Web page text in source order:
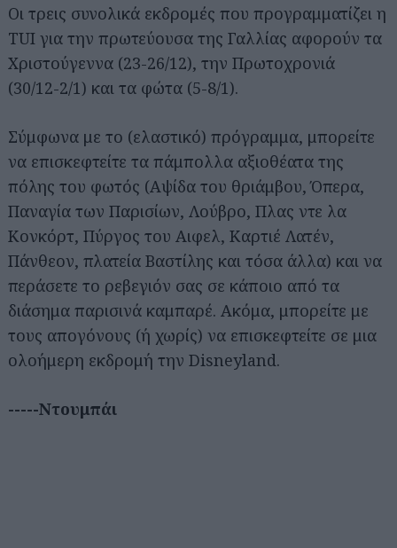
Οι τρεις συνολικά εκδρομές που προγραμματίζει η
TUI για την πρωτεύουσα της Γαλλίας αφορούν τα
Χριστούγεννα (23-26/12), την Πρωτοχρονιά
(30/12-2/1) και τα φώτα (5-8/1).
Σύμφωνα με το (ελαστικό) πρόγραμμα, μπορείτε
να επισκεφτείτε τα πάμπολλα αξιοθέατα της
πόλης του φωτός (Αψίδα του θριάμβου, Όπερα,
Παναγία των Παρισίων, Λούβρο, Πλας ντε λα
Κονκόρτ, Πύργος του Αιφελ, Καρτιέ Λατέν,
Πάνθεον, πλατεία Βαστίλης και τόσα άλλα) και να
περάσετε το ρεβεγιόν σας σε κάποιο από τα
διάσημα παρισινά καμπαρέ. Ακόμα, μπορείτε με
τους απογόνους (ή χωρίς) να επισκεφτείτε σε μια
ολοήμερη εκδρομή την Disneyland.
-----Ντουμπάι